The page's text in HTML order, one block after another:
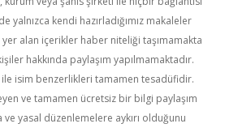
yalnızca kendi hazırladığımız makaleler
yer alan içerikler haber niteliği taşımamakta
hakkında paylaşım yapılmamaktadır.
isim benzerlikleri tamamen tesadüfidir.
ve tamamen ücretsiz bir bilgi paylaşım
yasal düzenlemelere aykırı olduğunu